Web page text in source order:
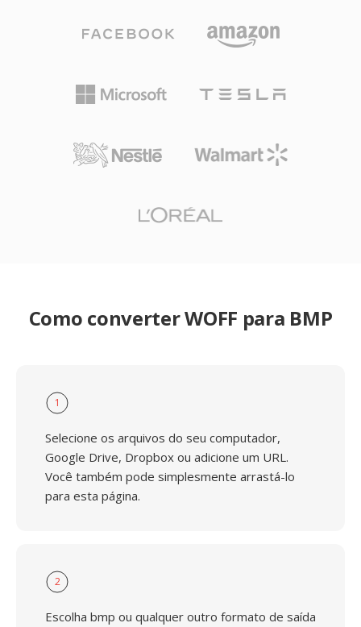
Como converter WOFF para BMP
1
Selecione os arquivos do seu computador,
Google Drive, Dropbox ou adicione um URL.
Você também pode simplesmente arrastá-lo
para esta página.
2
Escolha bmp ou qualquer outro formato de saída